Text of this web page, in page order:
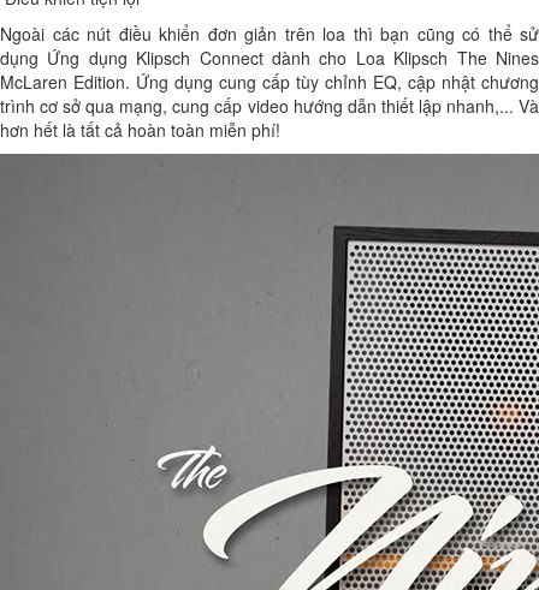
Ngoài các nút điều khiển đơn giản trên loa thì bạn cũng có thể sử
dụng Ứng dụng Klipsch Connect dành cho Loa Klipsch The Nines
McLaren Edition. Ứng dụng cung cấp tùy chỉnh EQ, cập nhật chương
trình cơ sở qua mạng, cung cấp video hướng dẫn thiết lập nhanh,... Và
hơn hết là tất cả hoàn toàn miễn phí!